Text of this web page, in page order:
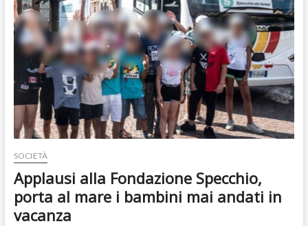
SOCIETÀ
Applausi alla Fondazione Specchio,
porta al mare i bambini mai andati in
vacanza